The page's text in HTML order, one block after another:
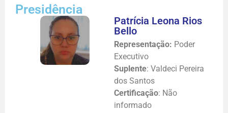
Presidência
Patrícia Leona Rios
Bello
Representação: Poder
Executivo
Suplente: Valdeci Pereira
dos Santos
Certificação: Não
informado